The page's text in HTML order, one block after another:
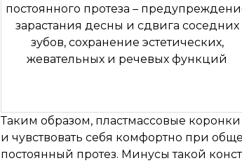
постоянного протеза –
зарастания десны и сдвига соседних
зубов, сохранение эстетических,
жевательных и речевых функций
Таким образом, пластмассовые
и чувствовать себя комфортно при
постоянный протез. Минусы такой